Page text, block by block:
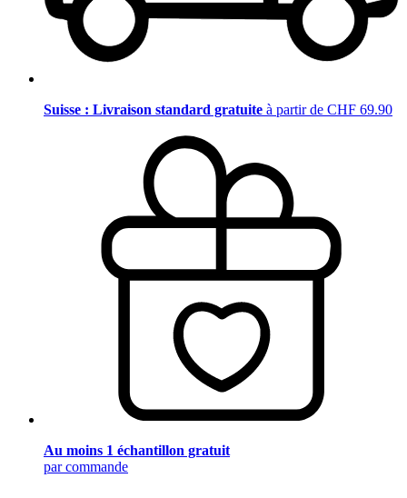
Suisse : Livraison standard gratuite à partir de CHF 69.90
Au moins 1 échantillon gratuit
par commande